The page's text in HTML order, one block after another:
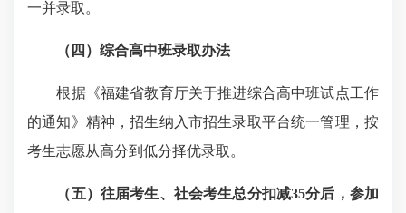
一并录取。
（四）综合高中班录取办法
根据《福建省教育厅关于推进综合高中班试点工作
的通知》精神，招生纳入市招生录取平台统一管理，按
考生志愿从高分到低分择优录取。
（五）往届考生、社会考生总分扣减35分后，参加